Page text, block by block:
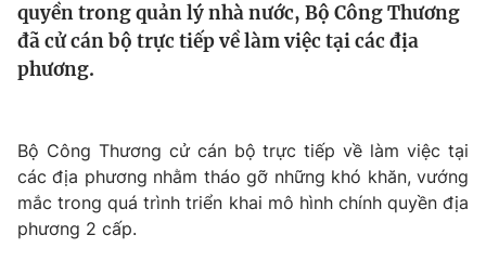
Thế giới
Tin tức
Câu chuyện quốc tế
Kinh tế
Thị trường
Góc doanh nghiệp
Dữ liệu và đời sống
Truyền hình
quyền trong quản lý nhà nước, Bộ Công Thương
đã cử cán bộ trực tiếp về làm việc tại các địa
phương.
Bộ Công Thương cử cán bộ trực tiếp về làm việc tại
các địa phương nhằm tháo gỡ những khó khăn, vướng
mắc trong quá trình triển khai mô hình chính quyền địa
phương 2 cấp.